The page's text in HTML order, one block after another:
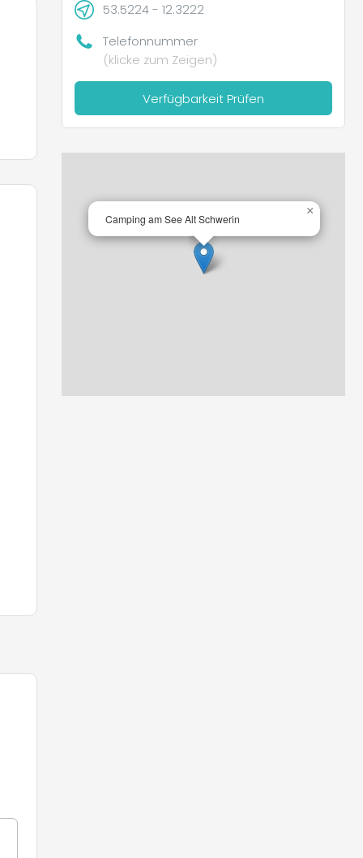
53.5224 - 12.3222
Telefonnummer
(klicke zum Zeigen)
Verfügbarkeit Prüfen
Camping am See Alt Schwerin
×